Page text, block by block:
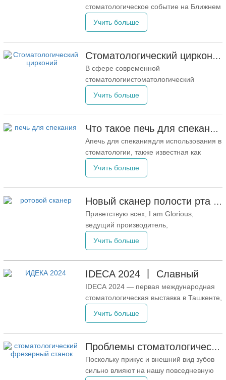
мероприятий!
стоматологическое событие на Ближнем
Азии (Menasa), Dubai Dental Show
и широкого влияния. Выставка
объединяет ведущие стоматологические
бренды и производители со всего мира,
чтобы продемонстрировать
Учить больше
Стоматологический цирконий: революция в современной стоматологии
В сфере современной
стоматологиистоматологический
предложив множество преимуществ и
реставраций зубов. Цирконий,
керамический материал с
замечательными свойствами, в
последние годы приобрел значительную
популярность благодаря своей
Учить больше
Что такое печь для спекания в стоматологии?
Апечь для спеканиядля использования в
стоматологии, также известная как
стоматологическая печь для спекания,
специализированное оборудование,
используемое для обработки
стоматологического диоксида циркония
при высоких температурах, обычно
между 1400°C и
Учить больше
Новый сканер полости рта уже доступен
Приветствую всех, I am Glorious,
ведущий производитель,
стоматологических материалах и
CAM. Стремясь к улучшению здоровья
полости рта, мы стремимся к
инновациям и стремимся повысить
эффективность и удобство
стоматологических клиник и
Учить больше
IDECA 2024 丨 Славный
IDECA 2024 — первая международная
стоматологическая выставка в Ташкенте,
мая. Это ключевое мероприятие
стоматологического рынка Центральной
Азии для глобальных инноваций и
включает в себя обширные выставки и
Центральноазиатский
Учить больше
Проблемы стоматологических фрезерных станков
Поскольку прикус и внешний вид зубов
сильно влияют на нашу повседневную